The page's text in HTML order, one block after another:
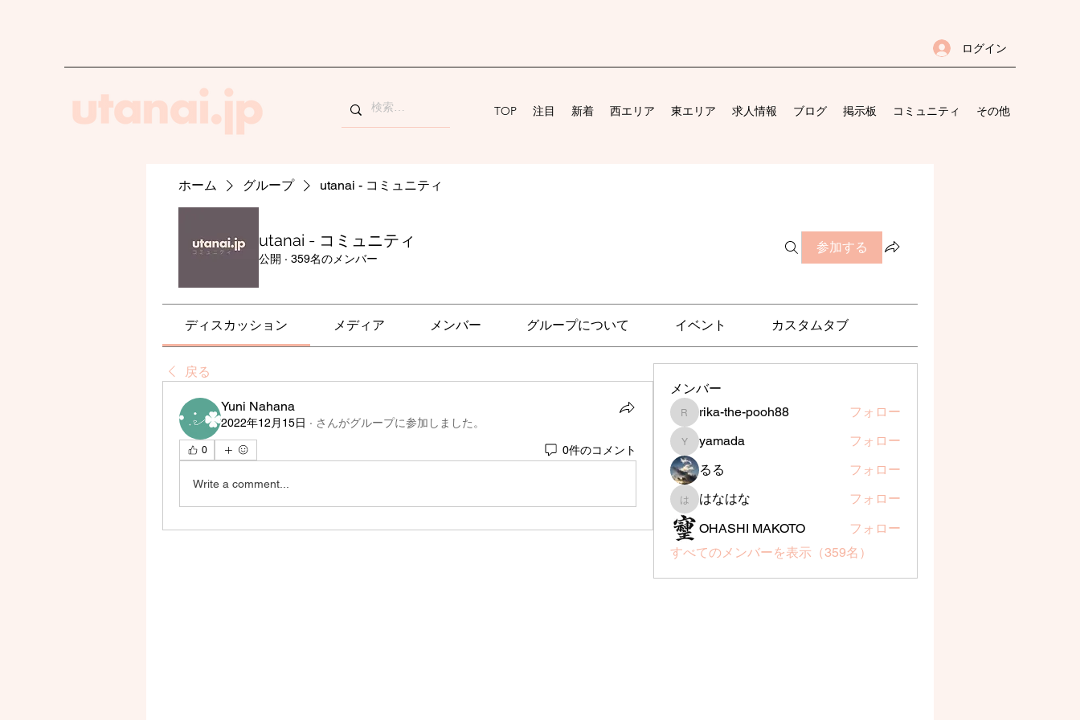
ログイン
TOP 注目 新着 西エリア 東エリア 求人情報 ブログ 掲示板 コミュニティ その他
ホーム グループ utanai - コミュニティ
utanai - コミュニティ
公開 · 359名のメンバー
参加する
ディスカッション メディア メンバー グループについて イベント カスタムタブ
戻る
Yuni Nahana
2022年12月15日 · さんがグループに参加しました。
0 0件のコメント
Write a comment...
メンバー
rika-the-pooh88
rika-the-pooh88 フォロー
yamada
yamada
フォロー
るる
フォロー
はなはな
はなはな
フォロー
OHASHI MAKOTO
フォロー
すべてのメンバーを表示（359名）